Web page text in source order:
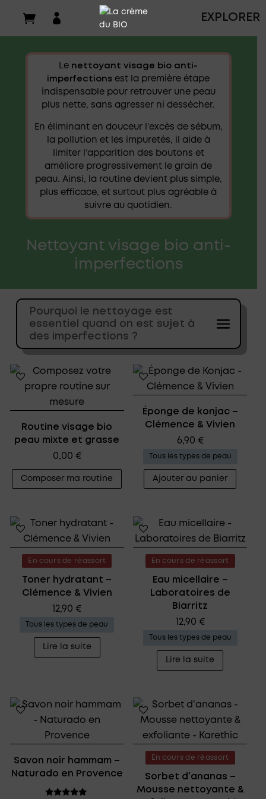
EXPLORER

Le nettoyant visage bio anti-
imperfections est la première étape
indispensable pour retrouver une peau
plus nette, sans agresser ni dessécher.
En éliminant en douceur l’excès de sébum,
la pollution et les impuretés, il aide à
limiter l’apparition des boutons et
améliore progressivement le grain de
peau. Ainsi, la routine devient plus simple,
plus efficace, et surtout plus agréable à
suivre au quotidien.
Nettoyant visage bio anti-
imperfections
Pourquoi le nettoyage est
essentiel quand on est sujet à
des imperfections ?
Routine visage bio
peau mixte et grasse
0,00 €
Composer ma routine
Éponge de konjac –
Clémence & Vivien
6,90 €
Tous les types de peau
Ajouter au panier
En cours de réassort
Toner hydratant –
Clémence & Vivien
12,90 €
Tous les types de peau
Lire la suite
En cours de réassort
Eau micellaire –
Laboratoires de
Biarritz
12,90 €
Tous les types de peau
Lire la suite
Savon noir hammam –
Naturado en Provence
En cours de réassort
Sorbet d’ananas –
Mousse nettoyante &